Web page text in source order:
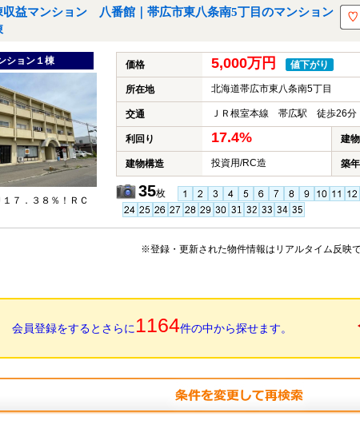
収益マンション 八番館｜帯広市東八条南5丁目のマンション
ション１棟
７．３８％！ＲＣ
価格 5,000万円 値下がり
所在地 北海道帯広市東八条南5丁目
交通 ＪＲ根室本線 帯広駅 徒歩26分
利回り 17.4% 建
建物構造 投資用/RC造 築
35枚
※登録・更新された物件情報はリアルタイム反映
会員登録をするとさらに 1164件の中から探せます。